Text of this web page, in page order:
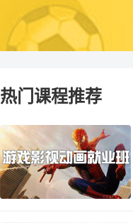
热门课程推荐